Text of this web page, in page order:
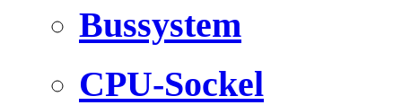
Bussystem
CPU-Sockel